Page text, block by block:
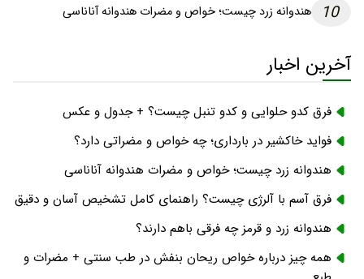
10 هندوانه زرد چیست؛ خواص و مضرات هندوانه آناناسی
آخرین اخبار
فرق کدو حلوایی و کدو تنبل چیست؟ + جدول و عکس
فواید خاکشیر در بارداری؛ چه خواص و مضراتی دارد؟
هندوانه زرد چیست؛ خواص و مضرات هندوانه آناناسی
فرق آسم با آلرژی چیست؟ راهنمای کامل تشخیص آسان و دقیق
هندوانه زرد و قرمز چه فرقی باهم دارند؟
همه چیز درباره خواص ریحان بنفش در طب سنتی + مضرات و